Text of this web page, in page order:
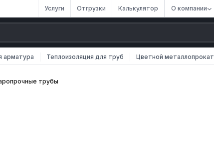
Услуги Отгрузки Калькулятор О компании
арматура Теплоизоляция для труб Цветной металлопрокат
трубы